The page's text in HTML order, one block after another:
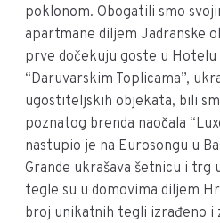
poklonom. Obogatili smo
apartmane diljem Jadranske
prve dočekuju goste u Hotelu
“Daruvarskim Toplicama”,
ugostiteljskih objekata, bili
poznatog brenda naočala
nastupio je na Eurosongu u
Grande ukrašava šetnicu i trg
tegle su u domovima diljem
broj unikatnih tegli izrađeno i